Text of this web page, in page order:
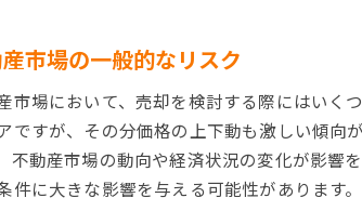
地
トラ
売
市場の一般的なリスク
市場において、売却を検討する際にはいく
ですが、その分価格の上下動も激しい傾向
不動産市場の動向や経済状況の変化が影響
件に大きな影響を与える可能性があります